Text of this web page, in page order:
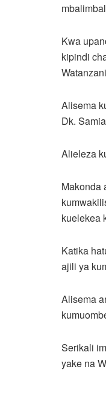
Kwa
kipindi
Alisema
Dk.
Alieleza
Makonda
kuelekea
Katika
ajili ya
Alisema
Serikali
yake na